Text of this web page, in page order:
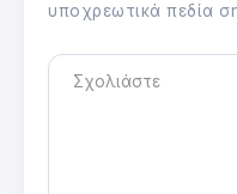
υποχρεωτικά πεδία